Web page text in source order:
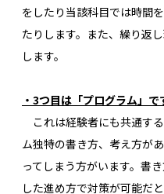
をしたり当該科目では時間
たりします。また、繰り返
します。
・3つ目は「プログラム」で
これは経験者にも共通す
ム独特の書き方、考え方が
ってしまう方がいます。書
した進め方で対策が可能だ